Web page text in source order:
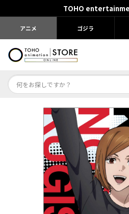
TOHO
アニメ ゴジラ
Dr.STONE STONE FES.2026
映画ちいかわ
じゅじゅフェス 2026
薬屋のひとりごと 夏の園遊会
名探偵コナン